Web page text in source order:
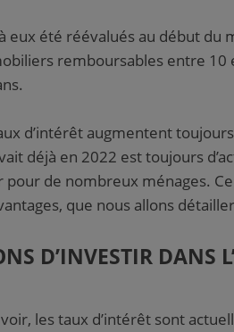
eux été réévalués au début du
remboursables entre 10
d’intérêt augmentent
déjà en 2022 est toujours
de nombreux ménages.
que nous allons
D’INVESTIR DANS
les taux d’intérêt sont